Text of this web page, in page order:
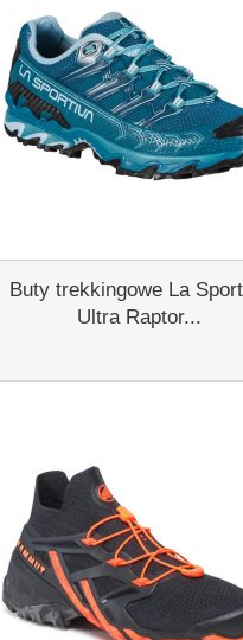
Buty trekkingowe La
Ultra Raptor...